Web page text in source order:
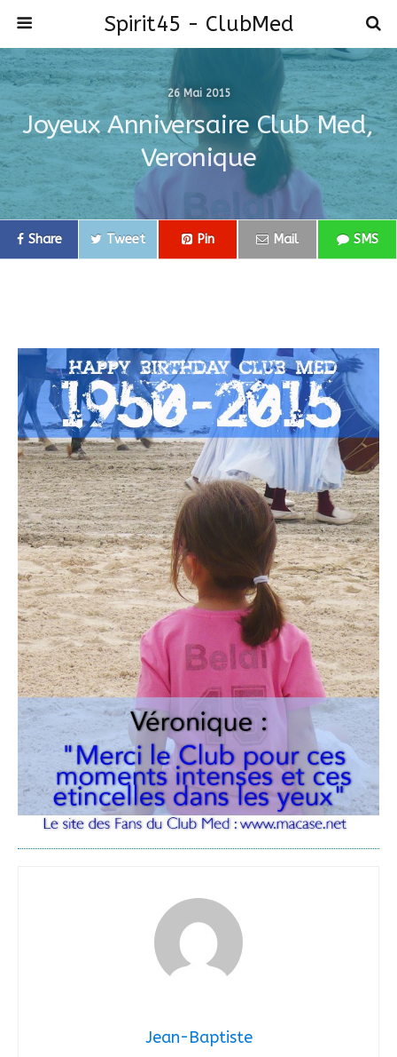
Spirit45 - ClubMed
26 Mai 2015
Joyeux Anniversaire Club Med,
Veronique
Share Tweet Pin Mail SMS
Jean-Baptiste